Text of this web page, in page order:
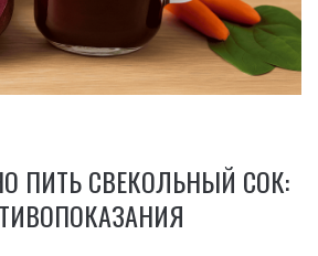
ПИТЬ СВЕКОЛЬНЫЙ СОК: